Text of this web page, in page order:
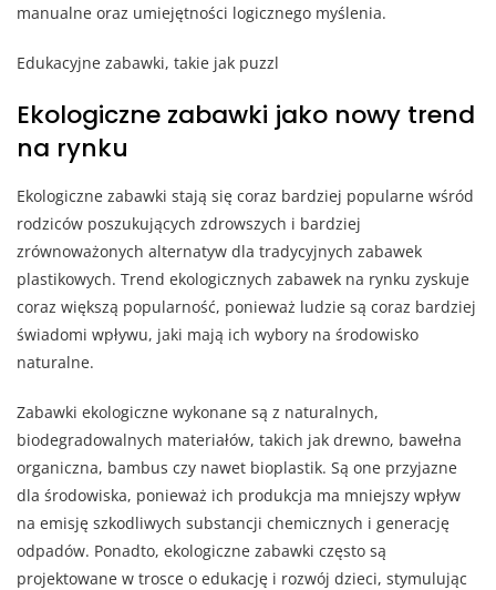
manualne oraz umiejętności logicznego myślenia.
Edukacyjne zabawki, takie jak puzzl
Ekologiczne zabawki jako nowy trend
na rynku
Ekologiczne zabawki stają się coraz bardziej popularne wśród
rodziców poszukujących zdrowszych i bardziej
zrównoważonych alternatyw dla tradycyjnych zabawek
plastikowych. Trend ekologicznych zabawek na rynku zyskuje
coraz większą popularność, ponieważ ludzie są coraz bardziej
świadomi wpływu, jaki mają ich wybory na środowisko
naturalne.
Zabawki ekologiczne wykonane są z naturalnych,
biodegradowalnych materiałów, takich jak drewno, bawełna
organiczna, bambus czy nawet bioplastik. Są one przyjazne
dla środowiska, ponieważ ich produkcja ma mniejszy wpływ
na emisję szkodliwych substancji chemicznych i generację
odpadów. Ponadto, ekologiczne zabawki często są
projektowane w trosce o edukację i rozwój dzieci, stymulując